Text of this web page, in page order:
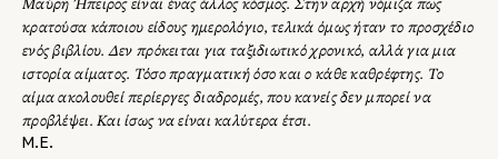
Μαύρη Ήπειρος είναι ένας άλλος κόσμος. Στην αρχή νόμιζα πως
κρατούσα κάποιου είδους ημερολόγιο, τελικά όμως ήταν το προσχέδιο
ενός βιβλίου. Δεν πρόκειται για ταξιδιωτικό χρονικό, αλλά για μια
ιστορία αίματος. Τόσο πραγματική όσο και ο κάθε καθρέφτης. Το
αίμα ακολουθεί περίεργες διαδρομές, που κανείς δεν μπορεί να
προβλέψει. Και ίσως να είναι καλύτερα έτσι.
Μ.Ε.